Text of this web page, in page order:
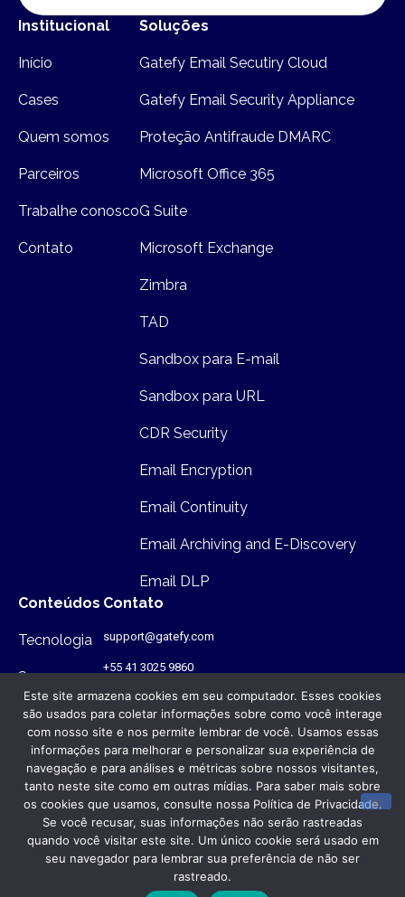
Institucional
Início
Cases
Quem somos
Parceiros
Trabalhe conosco
Contato
Soluções
Gatefy Email Secutiry Cloud
Gatefy Email Security Appliance
Proteção Antifraude DMARC
Microsoft Office 365
G Suite
Microsoft Exchange
Zimbra
TAD
Sandbox para E-mail
Sandbox para URL
CDR Security
Email Encryption
Email Continuity
Email Archiving and E-Discovery
Email DLP
Conteúdos
Tecnologia
Segurança
Infraestutura
Contato
support@gatefy.com
+55 41 3025 9860
Onde estamos
Rua Antônio Gruba, 168 - PR - Brasil
- CEP: 80820-340
© Gatefy 2026. Todos os direitos reservados.
Política de Privacidade
Este site armazena cookies em seu computador. Esses cookies
são usados para coletar informações sobre como você interage
com nosso site e nos permite lembrar de você. Usamos essas
informações para melhorar e personalizar sua experiência de
navegação e para análises e métricas sobre nossos visitantes,
tanto neste site como em outras mídias. Para saber mais sobre
os cookies que usamos, consulte nossa Política de Privacidade.
Se você recusar, suas informações não serão rastreadas
quando você visitar este site. Um único cookie será usado em
seu navegador para lembrar sua preferência de não ser
rastreado.